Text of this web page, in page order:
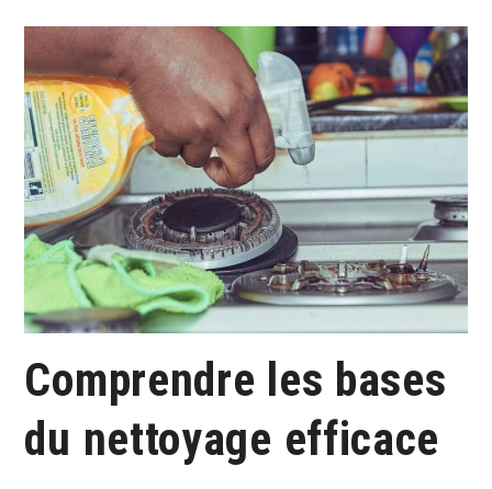
Comprendre les bases
du nettoyage efficace